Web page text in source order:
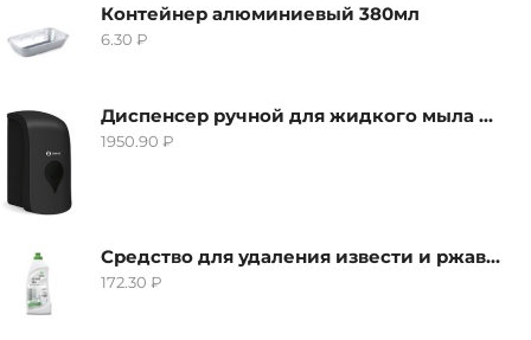
Контейнер алюминиевый 380мл
6.30 ₽
Диспенсер ручной для жидкого мыла Grass IT-0638, черный
1950.90 ₽
Средство для удаления извести и ржавчины Grass Gloss-Gel, 500мл
172.30 ₽